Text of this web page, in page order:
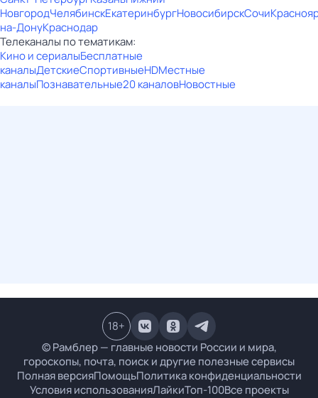
НовгородЧелябинскЕкатеринбургНовосибирскСочи
на-ДонуКраснодар
Телеканалы по тематикам:
Кино и сериалыБесплатные
каналыДетскиеСпортивныеHDМестные
каналыПознавательные20 каналовНовостные
© Рамблер — главные новости России и мира,
гороскопы, почта, поиск и другие полезные сервисы
Полная версияПомощьПолитика конфиденциальности
Условия использованияЛайкиТоп-100Все проекты
18+